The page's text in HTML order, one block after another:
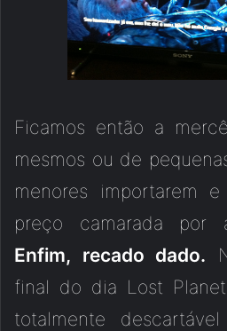
Ficamos então a
mesmos ou de
menores importarem
preço camarada por
Enfim, recado dado.
final do dia Lost
totalmente